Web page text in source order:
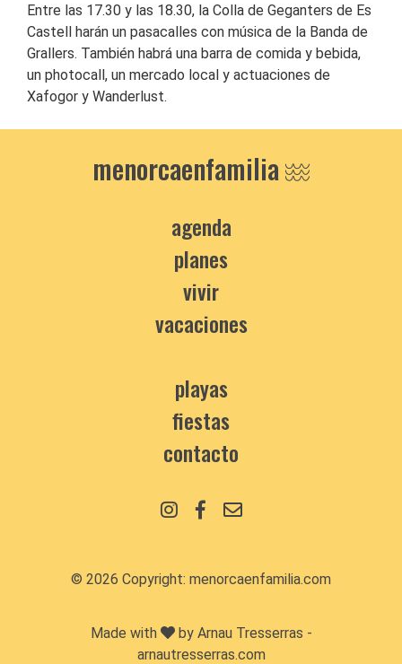
Entre las 17.30 y las 18.30, la Colla de Geganters de Es
Castell harán un pasacalles con música de la Banda de
Grallers. También habrá una barra de comida y bebida,
un photocall, un mercado local y actuaciones de
Xafogor y Wanderlust.
menorcaenfamilia
agenda
planes
vivir
vacaciones
playas
fiestas
contacto
© 2026 Copyright: menorcaenfamilia.com
Made with
by Arnau Tresserras -
arnautresserras.com